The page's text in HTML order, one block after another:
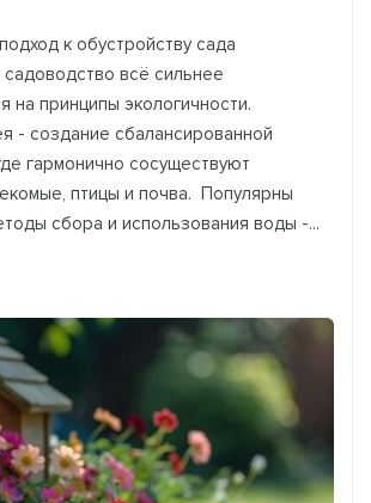
к обустройству сада
всё сильнее
на принципы экологичности.
- создание сбалансированной
гармонично сосуществуют
птицы и почва. Популярны
сбора и использования воды -...